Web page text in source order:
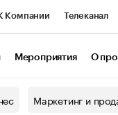
Компании Телеканал
Мероприятия О
Маркетинг и